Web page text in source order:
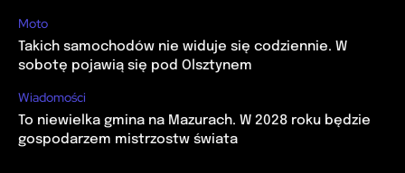
Moto
Takich samochodów nie widuje się codziennie. W
sobotę pojawią się pod Olsztynem
Wiadomości
To niewielka gmina na Mazurach. W 2028 roku będzie
gospodarzem mistrzostw świata